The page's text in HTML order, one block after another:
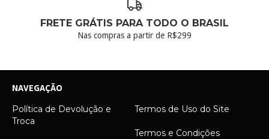
FRETE GRÁTIS PARA TODO O BRASIL
Nas compras a partir de R$299
NAVEGAÇÃO
Política de Devolução e
Troca
Termos de Uso do Site
Termos e Condições